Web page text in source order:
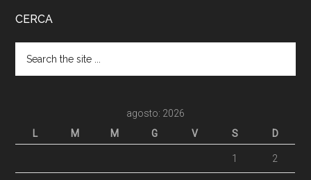
CERCA
agosto: 2026
L
M M G V S D
1 2